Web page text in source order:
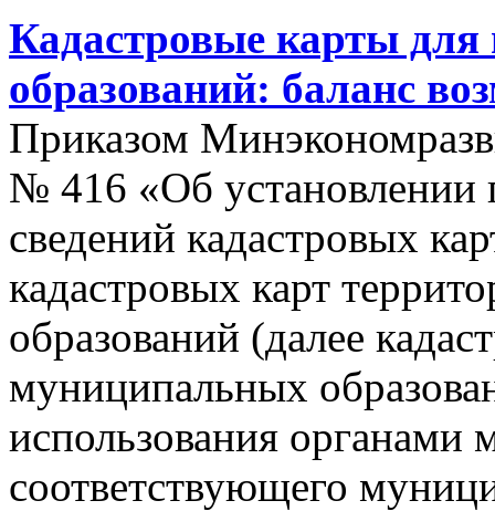
Кадастровые карты
образований: баланс
Приказом
№ 416 «Об установлении
сведений кадастровых
кадастровых карт
образований (далее
муниципальных
использования органами
соответствующего